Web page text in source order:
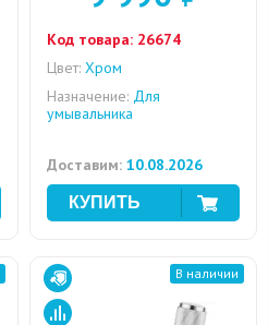
Код товара: 26674
Цвет: Хром
Назначение: Для
умывальника
Доставим: 10.08.2026
В наличии